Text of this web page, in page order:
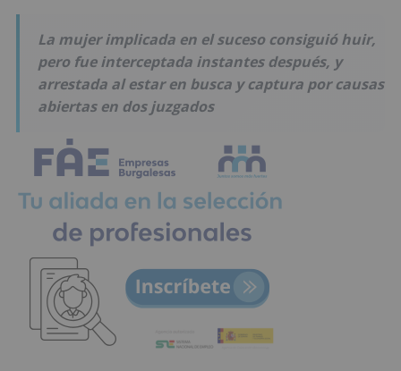
La mujer implicada en el suceso consiguió huir,
pero fue interceptada instantes después, y
arrestada al estar en busca y captura por causas
abiertas en dos juzgados